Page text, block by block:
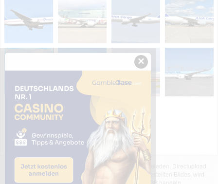
Das dargestellte Bild wurde von einem Nutzer hochgeladen. Directupload
übernimmt keinerlei Haftung für den Inhalt des dargestellten Bildes, wird
×